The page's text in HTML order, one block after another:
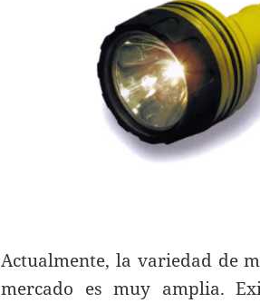
Actualmente, la variedad de
mercado es muy amplia.